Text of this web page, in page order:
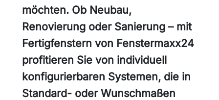
möchten. Ob Neubau,
Renovierung oder Sanierung – mit
Fertigfenstern von Fenstermaxx24
profitieren Sie von individuell
konfigurierbaren Systemen, die in
Standard- oder Wunschmaßen